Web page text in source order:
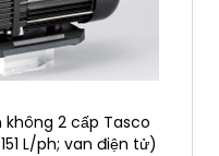
2 cấp Tasco
L/ph; van điện tử)